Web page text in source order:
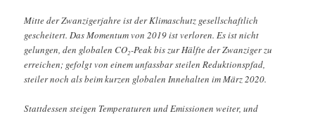
Mitte der Zwanzigerjahre ist der Klimaschutz gesellschaftlich
gescheitert. Das Momentum von 2019 ist verloren. Es ist nicht
gelungen, den globalen CO₂-Peak bis zur Hälfte der Zwanziger zu
erreichen; gefolgt von einem unfassbar steilen Reduktionspfad,
steiler noch als beim kurzen globalen Innehalten im März 2020.
Stattdessen steigen Temperaturen und Emissionen weiter, und